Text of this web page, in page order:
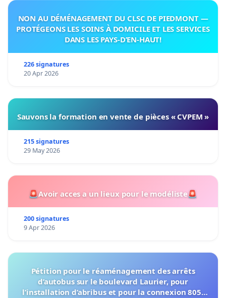
NON AU DÉMÉNAGEMENT DU CLSC DE PIEDMONT —
PROTÉGEONS LES SOINS À DOMICILE ET LES SERVICES
DANS LES PAYS-D’EN-HAUT!
226 signatures
20 Apr 2026
Sauvons la formation en vente de pièces « CVPEM »
215 signatures
29 May 2026
🚨Avoir acces a un lieux pour le modéliste🚨
200 signatures
9 Apr 2026
Pétition pour le réaménagement des arrêts
d’autobus sur le boulevard Laurier, pour
l’installation d’abribus et pour la connexion 805-